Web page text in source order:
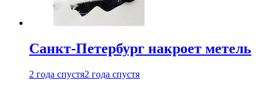
Санкт-Петербург накроет метель
2 года спустя2 года спустя